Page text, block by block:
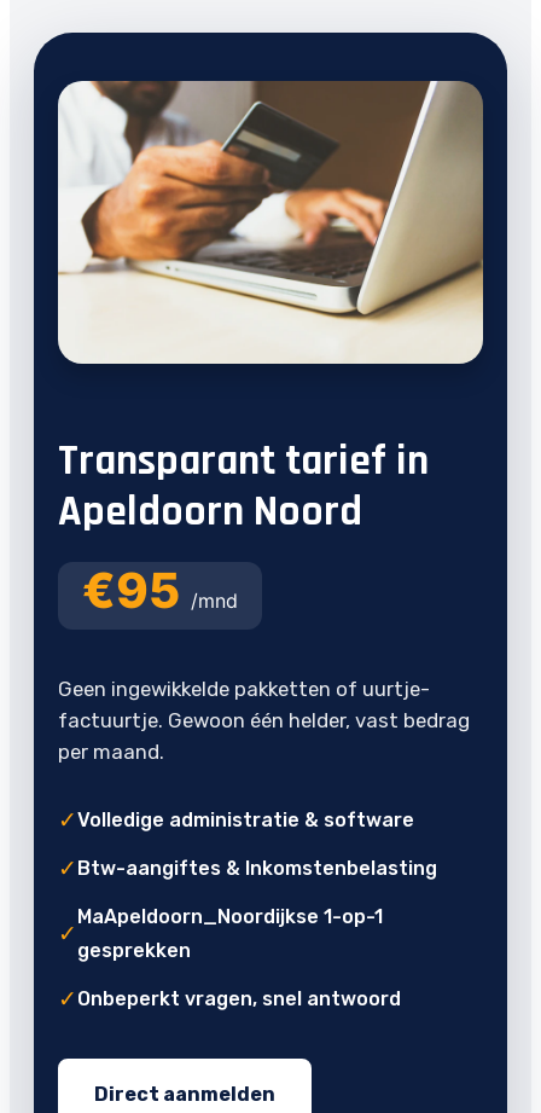
Transparant tarief in
Apeldoorn Noord
€95 /mnd
Geen ingewikkelde pakketten of uurtje-
factuurtje. Gewoon één helder, vast bedrag
per maand.
✓Volledige administratie & software
✓ Btw-aangiftes & Inkomstenbelasting
✓
MaApeldoorn_Noordijkse 1-op-1
gesprekken
✓ Onbeperkt vragen, snel antwoord
Direct aanmelden